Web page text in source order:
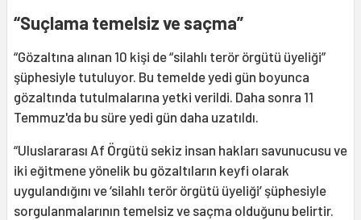
“Suçlama temelsiz ve saçma”
“Gözaltına alınan 10 kişi de “silahlı terör örgütü üyeliği”
şüphesiyle tutuluyor. Bu temelde yedi gün boyunca
gözaltında tutulmalarına yetki verildi. Daha sonra 11
Temmuz'da bu süre yedi gün daha uzatıldı.
“Uluslararası Af Örgütü sekiz insan hakları savunucusu ve
iki eğitmene yönelik bu gözaltıların keyfi olarak
uygulandığını ve ‘silahlı terör örgütü üyeliği’ şüphesiyle
sorgulanmalarının temelsiz ve saçma olduğunu belirtir.